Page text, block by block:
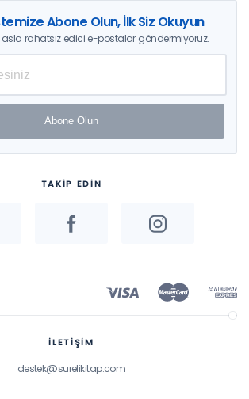
Abone Olun, İlk Siz Okuyun
asla rahatsız edici e-postalar göndermiyoruz.
Abone Olun
TAKİP EDİN
İLETİŞİM
destek@surelikitap.com